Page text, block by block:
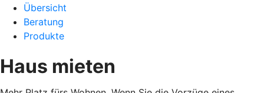
Übersicht
Beratung
Produkte
Haus mieten